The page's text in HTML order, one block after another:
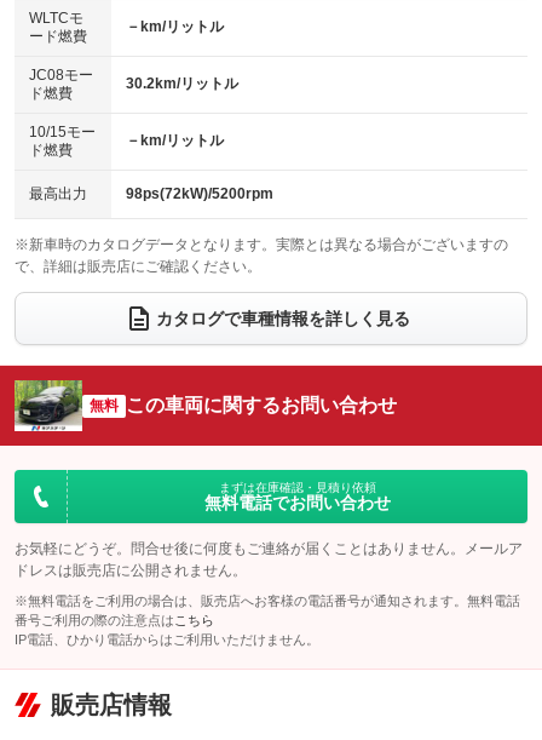
センターデフロック
：装備なし
電動格納ミラー
：装備あり
エアロ
：装備あり
：装備なし
パワーシート
ベンチシート
：装備なし
チップアップシート
：装備なし
：装備なし ：装備あり
ウォークスルー
：装備なし
電動リアゲート フロントカメラ
：装備なし
：装備なし ：装備なし
サイドカメラ
：装備なし ルーフレール
：装備なし
：装備なし
：装備なし
WLTCモ
ード燃費
－km/リットル
JC08モー
ド燃費
30.2km/リットル
10/15モー
ド燃費
－km/リットル
最高出力 98ps(72kW)/5200rpm
※新車時のカタログデータとなります。実際とは異なる場合がございますの
で、詳細は販売店にご確認ください。
カタログで車種情報を詳しく見る
無料 この車両に関するお問い合わせ
まずは在庫確認・見積り依頼
無料電話でお問い合わせ
お気軽にどうぞ。問合せ後に何度もご連絡が届くことはありません。メールア
ドレスは販売店に公開されません。
※無料電話をご利用の場合は、販売店へお客様の電話番号が通知されます。無料電話
番号ご利用の際の注意点は こちら
IP電話、ひかり電話からはご利用いただけません。
販売店情報